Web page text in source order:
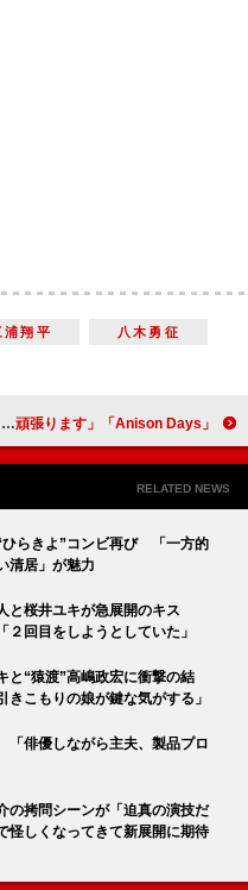
浦翔平
八木勇征
「Anison Days」が４月からゴールデン進出、初回ゲストは奥井雅美 MC森口博子「目指せ、放送1000回の気持ちで頑張ります」
RELATED NEWS
ひらきよ”コンビ再び 「一方的
清居」が魅力
と桜井ユキが急展開のキス
２回目をしようとしていた」
と“猿渡”高嶋政宏に衝撃の結
こもりの娘が鍵な気がする」
俳優しながら主夫、製品プロ
の拷問シーンが「迫真の演技だ
しくなってきて新展開に期待